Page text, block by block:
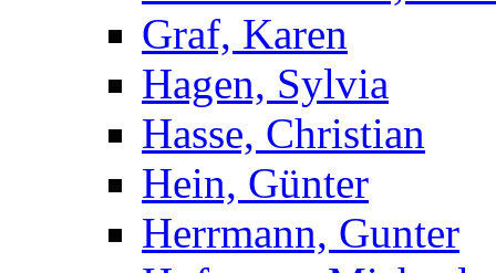
Graf, Karen
Hagen, Sylvia
Hasse, Christian
Hein, Günter
Herrmann, Gunter